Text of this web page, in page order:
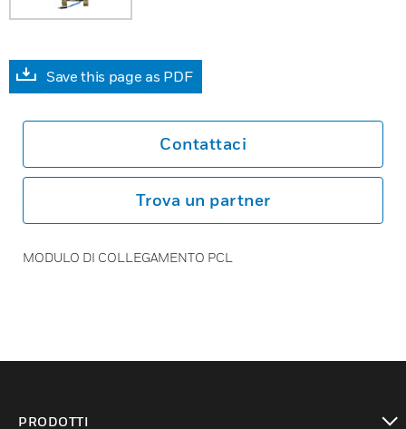
Save this page as PDF
Contattaci
Trova un partner
MODULO DI COLLEGAMENTO PCL
PRODOTTI